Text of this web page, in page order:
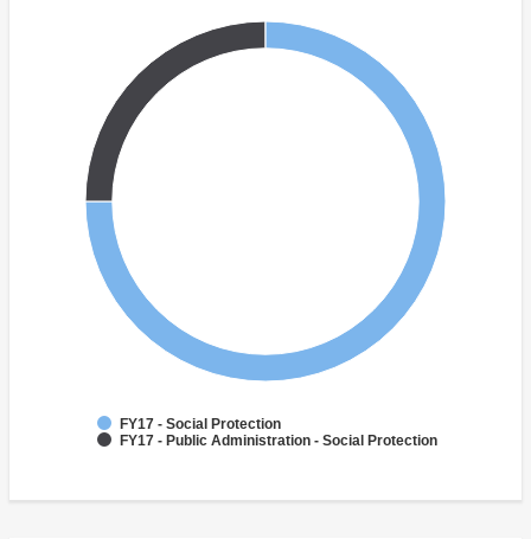
FY17 - Social Protection
FY17 - Public Administration - Social Protection